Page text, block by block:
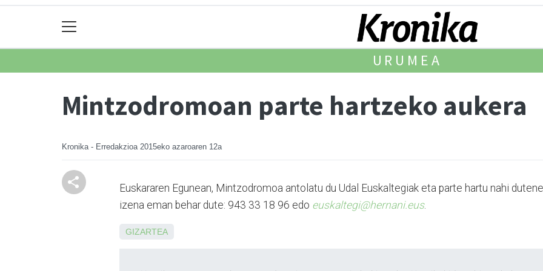
URUMEA
Mintzodromoan parte hartzeko aukera
Kronika - Erredakzioa 2015eko azaroaren 12a
Euskararen Egunean, Mintzodromoa antolatu du Udal Euskaltegiak eta parte hartu nahi
izena eman behar dute: 943 33 18 96 edo euskaltegi@hernani.eus.
GIZARTEA